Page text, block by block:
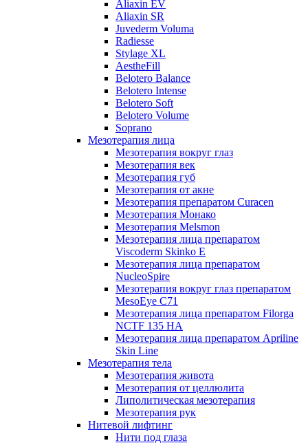
Aliaxin EV
Aliaxin SR
Juvederm Voluma
Radiesse
Stylage XL
AestheFill
Belotero Balance
Belotero Intense
Belotero Soft
Belotero Volume
Soprano
Мезотерапия лица
Мезотерапия вокруг глаз
Мезотерапия век
Мезотерапия губ
Мезотерапия от акне
Мезотерапия препаратом Curacen
Мезотерапия Монако
Мезотерапия Melsmon
Мезотерапия лица препаратом
Viscoderm Skinko E
Мезотерапия лица препаратом
NucleoSpire
Мезотерапия вокруг глаз препаратом
MesoEye С71
Мезотерапия лица препаратом Filorga
NCTF 135 HA
Мезотерапия лица препаратом Apriline
Skin Line
Мезотерапия тела
Мезотерапия живота
Мезотерапия от целлюлита
Липолитическая мезотерапия
Мезотерапия рук
Нитевой лифтинг
Нити под глаза